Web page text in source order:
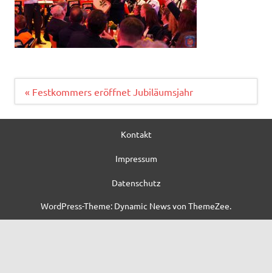
Beitragsnavigation
« Festkommers eröffnet Jubiläumsjahr
Kontakt
Impressum
Datenschutz
WordPress-Theme: Dynamic News von ThemeZee.